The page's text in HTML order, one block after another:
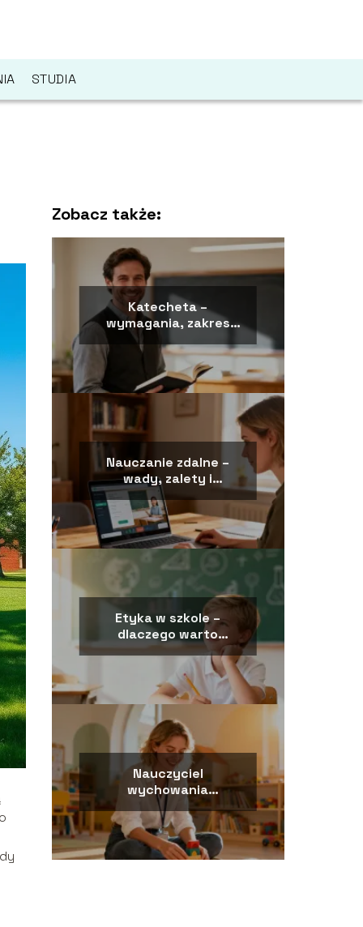
STUDIA
Zobacz także:
Katecheta –
wymagania, zakres
obowiązków, jak
zostać?
Nauczanie zdalne –
wady, zalety i
wyzwania edukacji
online
Etyka w szkole –
dlaczego warto
zapisać dziecko na
zajęcia?
Nauczyciel
wychowania
przedszkolnego –
wymagania, zarobki,
praca